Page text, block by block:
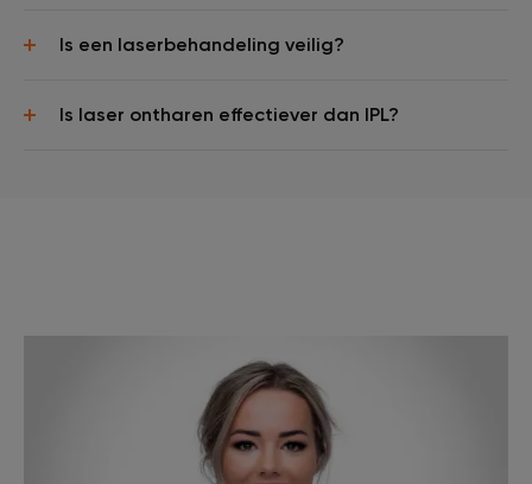
Is een laserbehandeling veilig?
Is laser ontharen effectiever dan IPL?